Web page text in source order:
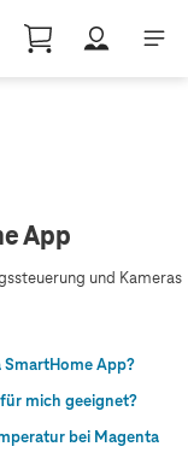
App
und Kameras
SmartHome App?
mich geeignet?
bei Magenta